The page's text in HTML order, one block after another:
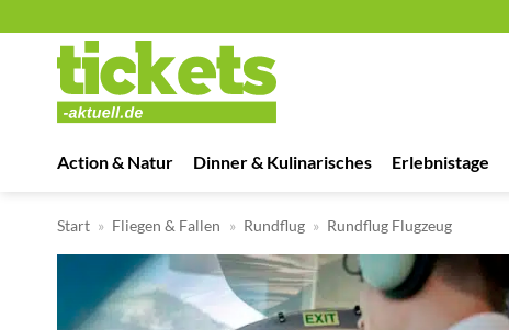
springen
Action & Natur Dinner & Kulinarisches Erlebnistage
Start » Fliegen & Fallen » Rundflug » Rundflug Flugzeug